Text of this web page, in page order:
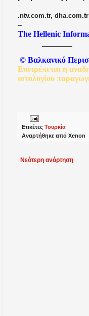
.ntv.com.tr, dha.com.tr
--
The Hellenic
© Βαλκανικό
Επιτρέπεται η
ιστολογίου
Ετικέτες Τουρκία
Αναρτήθηκε από Xenon
Νεότερη ανάρτηση